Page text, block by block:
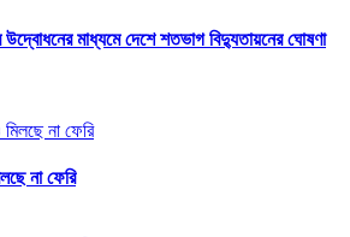
উদ্বোধনের মাধ্যমে দেশে শতভাগ বিদ্যুতায়নের ঘোষণা
না ফেরি